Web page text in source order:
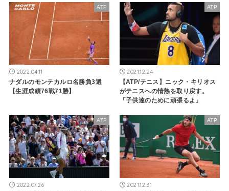
ATP
2022.04.11
ナダルのモンテカルロ名勝負3選
【生涯成績76戦71勝】
ATP
2021.12.24
【ATP/テニス】ニック・キリオス
がテニスへの情熱を取り戻す。
「子供達のために頑張るよ」
ATP
2022.07.26
ATP
2021.12.31